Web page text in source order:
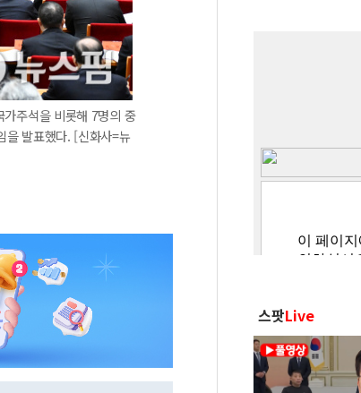
주석을 비롯해 7명의 중
을 발표했다. [신화사=뉴
스팟Live